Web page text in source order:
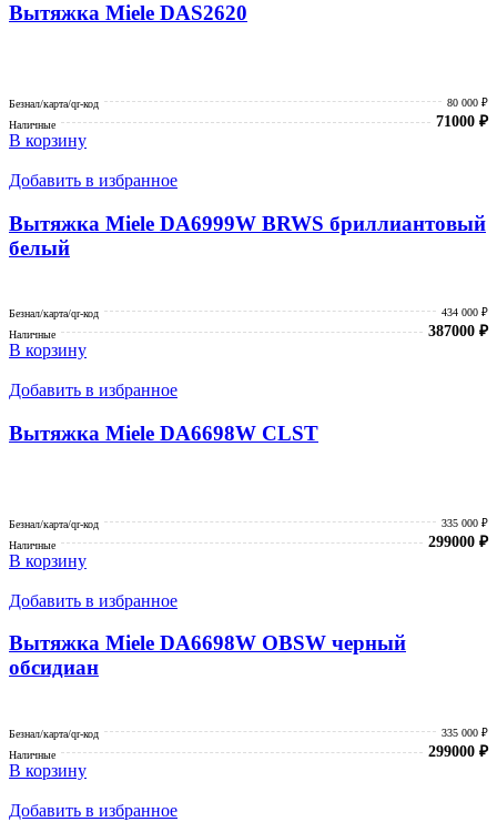
Вытяжка Miele DAS2620
Безнал/карта/qr-код
80 000 ₽
Наличные
71000 ₽
В корзину
Добавить в избранное
Вытяжка Miele DA6999W BRWS бриллиантовый
белый
Безнал/карта/qr-код
434 000 ₽
Наличные
387000 ₽
В корзину
Добавить в избранное
Вытяжка Miele DA6698W CLST
Безнал/карта/qr-код
335 000 ₽
Наличные
299000 ₽
В корзину
Добавить в избранное
Вытяжка Miele DA6698W OBSW черный
обсидиан
Безнал/карта/qr-код
335 000 ₽
Наличные
299000 ₽
В корзину
Добавить в избранное